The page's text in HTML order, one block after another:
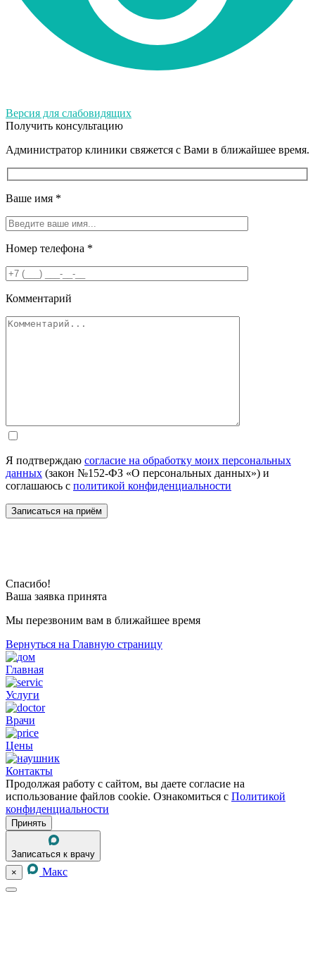
Версия для слабовидящих
Получить консультацию
Администратор клиники свяжется с Вами в ближайшее время.
Ваше имя *
Номер телефона *
Комментарий
Я подтверждаю согласие на обработку моих персональных
данных (закон №152-ФЗ «О персональных данных») и
соглашаюсь с политикой конфиденциальности
Спасибо!
Ваша заявка принята
Мы перезвоним вам в ближайшее время
Вернуться на Главную страницу
Главная
Услуги
Врачи
Цены
Контакты
Продолжая работу с сайтом, вы даете согласие на
использование файлов cookie. Ознакомиться с Политикой
конфиденциальности
Принять
Записаться к врачу
×
Макс